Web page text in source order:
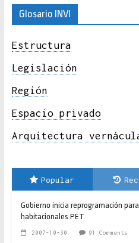
Glosario INVI
Estructura
Legislación
Región
Espacio privado
Arquitectura
Popular
Gobierno inicia reprogramación
habitacionales PET
2007-10-30 91 Comments